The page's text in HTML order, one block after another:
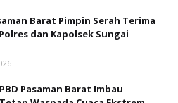
Barat Pimpin Serah Terima
dan Kapolsek Sungai
Pasaman Barat Imbau